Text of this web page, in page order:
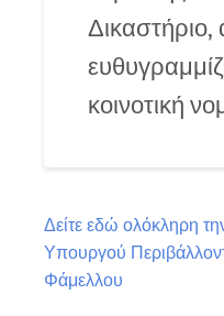
κοινοτική
Δείτε εδώ ολόκληρη
Υπουργού
Φάμελλου